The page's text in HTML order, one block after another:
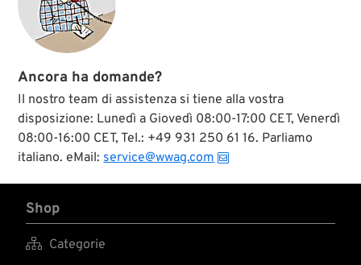
Ancora ha domande?
Il nostro team di assistenza si tiene alla vostra
disposizione: Lunedì a Giovedì 08:00-17:00 CET, Venerdì
08:00-16:00 CET, Tel.: +49 931 250 61 16. Parliamo
italiano. eMail:service@wwag.com
Shop
 Categorie